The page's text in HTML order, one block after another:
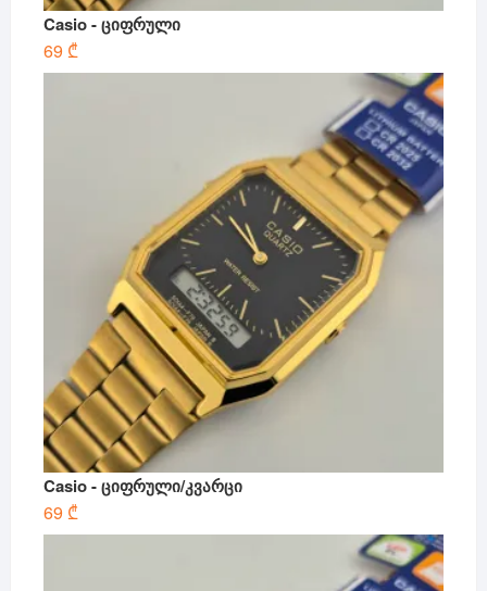
Casio - ციფრული
69 ₾
Casio - ციფრული/კვარცი
69 ₾